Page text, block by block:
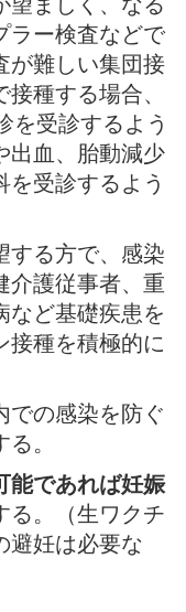
ラー検査などで
が難しい集団接
種する場合、
を受診するよう
出⾎、胎動減少
を受診するよう
る⽅で、感染
介護従事者、重
など基礎疾患を
接種を積極的に
での感染を防ぐ
。
能であれば妊娠
る。（⽣ワクチ
避妊は必要な